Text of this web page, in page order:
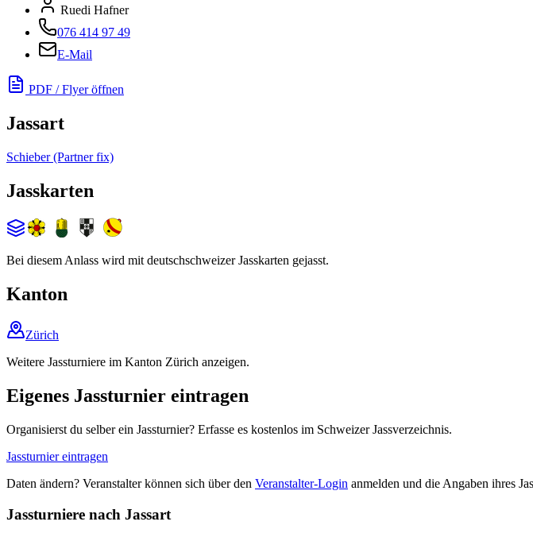
Ruedi Hafner
076 414 97 49
E-Mail
PDF / Flyer öffnen
Jassart
Schieber (Partner fix)
Jasskarten
Bei diesem Anlass wird mit deutschschweizer Jasskarten gejasst.
Kanton
Zürich
Weitere Jassturniere im Kanton Zürich anzeigen.
Eigenes Jassturnier eintragen
Organisierst du selber ein Jassturnier? Erfasse es kostenlos im Schweizer Jassverzeichnis.
Jassturnier eintragen
Daten ändern? Veranstalter können sich über den Veranstalter-Login anmelden und die Angaben ihres
Jassturniere nach Jassart